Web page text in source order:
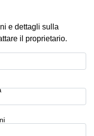
e dettagli sulla
il proprietario.